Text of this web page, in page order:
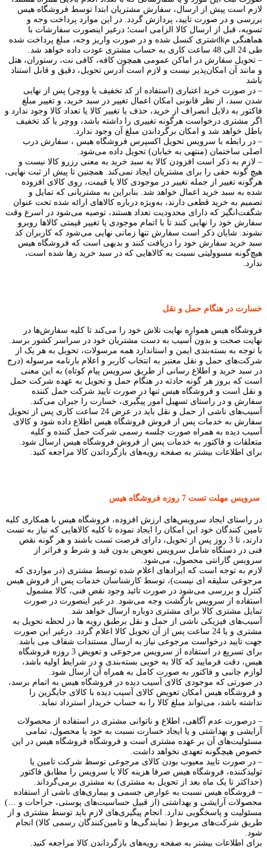
لازم است پیش از ارسال، سفارش مشتریان ابتدا توسط فروشگاه هیس
بررسی و در صورت تایید، پردازش گردد. در این موارد پرداخت وجه و
تسویه، قبل از ارسال کالا الزامی است؛ درغیر اینصورت سفارشات با
هماهنگی مdkشتری کنسل شده و در صورت واریز وجه، مبلغ پرداخت شده
طی 24 الی 48 ساعت کاری به حساب مشتری عودت داده خواهد شد.
– تحویل سفارش در اماکن عمومی همچون کافه، کافی نت، رستوران، هتل
و مانند آن امکان‌پذیر نیست و لازم است آدرس تحویل، دقیق و قابل استناد
باشد
– در صورت خرید اعتباری (استفاده از کد تخفیف یا ووچر) پس از نهایی
شدن سبد، از نظر قانونی امکان اعمال تغییر در سبد خرید، و تغییر مبلغ
فاکتور به دلایل انصراف از خرید، حذف یا تغییر کالا یا تعداد کالا وجود ندارد و
اگر مشتری درخواست هرگونه تغییری را داشته باشد، ووچر یا کد تخفیف
باطل خواهد شد و امکان برگرداندن مبلغ آن وجود ندارد.
– در رابطه با سرویس تحویل اکسپرس فروشگاه هیس ، سفارش درب
اصلی ساختمان (منتهی به خیابان) تحویل داده می‌شود.
– لازم به ذکر است افزودن کالا به سبد خرید به معنی رزرو کالا نیست و
هیچ گونه حقی را برای مشتریان ایجاد نمی‌کند. همچنین تا پیش از ثبت نهایی،
هرگونه تغییر از جمله تغییر در موجودی کالا یا قیمت، روی کالای افزوده
شده به سبد خرید اعمال خواهد شد. بنابراین به مشتریانی که تمایل و
تصمیم به خرید قطعی دارند، به‌ویژه درباره کالاهای ارائه شده تحت عنوان
شگفت‌انگیز که دارای محدودیت تعداد هستند، توصیه می‌شود در اسرع وقت
سفارش خود را نهایی کنند تا با اتمام موجودی یا تغییر قیمتی کالاها روبرو
نشوند. شایان ذکر است سفارش تنها زمانی نهایی می‌شود که کاربران کد
سبد خرید سفارش خود را دریافت کنند و بدیهی است که فروشگاه هیس
هیچ‌گونه مسوولیتی نسبت به کالاهایی که در سبد خرید رها شده است،
ندارد.
خسارت در هنگام حمل و نقل
فروشگاه هیس همواره نهایت تلاش خود را می‏‌کند تا کلیه سفارش‏‌ها در
نهایت صحت و بدون آسیب به دست مشتریان خود در سراسر کشور برسد.
با توجه به بسته‌بندی ایمن و استاندارد همه مرسولات، تحویل به هر یک از
شرکت‌‏های حمل و نقل معتبر به انتخاب کاربر و اعلام بارنامه مرسوله (درج
در سبد خرید و اطلاع رسانی از طریق سرویس پیام کوتاه) به این معنی
است که بروز هر گونه حادثه در هنگام حمل و تحویل به عهده شرکت حمل
و نقل است و فروشگاه هیس تنها در صورت تایید شرکت حمل کننده
سفارش و در راستای تسهیل امور پیگیری، خسارت را جبران می‌‏کند.
آسیب‏‌های ناشی از حمل و نقل باید در عرض 24 ساعت کاری پس از تحویل
سفارش به خدمات پس از فروش فروشگاه هیس اطلاع داده شود و کالای
آسیب دیده به همراه صورت جلسه رسمی شرکت حمل کننده و کلیه
متعلقات و فاکتور به خدمات پس از فروش فروشگاه هیس ارسال شود.
برای اطلاعات بیشتر به صفحه رویه‌های بازگرداندن کالا مراجعه کنید.
سرویس مهلت تست 7 روزه فروشگاه هیس
در راستای ایجاد سرویس‌‏های ارزش افزوده، فروشگاه هیس با همکاری کلیه
تامین‏‌ کنندگان خود این امکان را ایجاد نموده تا کلیه کالاهایی که نیاز به تست
دارند، تا 3 روز پس از تحویل، دارای فرصت تست باشند و هر گونه نقص
فنی در دستگاه شامل سرویس تعویض بدون قید و شرط و فراتر از
سرویس گارانتی محصول، می‏‌شود.
لازم به توجه است که ایرادهای اعلام شده توسط مشتری (در مواردی که
مرجوعی سلیقه ای نیست)، توسط کارشناسان خدمات پس از فروش هیس
کنترل و بررسی می‏‌شود در صورت تائید وجود نقص فنی، کالا مشمول
استفاده از سرویس بازگشت وجه می‏‌شود. در غیر اینصورت در صورت
تمایل مشتری کالا برای مشتری دوباره ارسال خواهد شد.
آسیب‏‌های فیزیکی ناشی از حمل و نقل برطبق رویه ها در لحظه تحویل به
مشتری و یا 24 ساعت پس از آن تحویل کالا اعلام گردد. درغیر این صورت
جهت تایید درخواست مرجوعی نیاز به ارسال مستندات شفاف می باشد.
برای تسریع در استفاده از سرویس مرجوعی و تعویض 3 روزه فروشگاه
هیس، دقت فرمایید که کالا به ‏خوبی بسته‌بندی و در شرایط اولیه باشد،
لوازم جانبی و فاکتور به صورت کامل به همراه آن ارسال شود.
در صورتی که موجودی کالای آسیب دیده در فروشگاه هیس به اتمام برسد،
و فروشگاه هیس امکان تعویض کالای آسیب دیده با کالای جایگزین را
نداشته باشد، می‌تواند مبلغ کالا را به حساب خریدار استرداد نماید.
– درصورت عدم آگاهی، اطلاع و ناتوانی مشتری در استفاده از محصولات
آرایشی و بهداشتی و یا ایجاد خسارت نسبت به خود یا محصول، تمامی
مسئولیت­‌های آن بر عهده مشتری است و فروشگاه فروشگاه هیس در این
خصوص هیچگونه تعهدی نخواهد داشت.
– در صورت تایید معیوب بودن کالای مرجوعی توسط شرکت تامین یا
تولیدکننده، فروشگاه هیس صرفا هزینه کالا یا سرویس را مطابق فاکتور
(حداکثر تا یک ماه بعد از تحویل به مشتری) به مشتری برمی‌گرداند.
– فروشگاه هیس نسبت به عوارض جسمی و بیماری‌های ناشی از استفاده
محصولات آرایشی و بهداشتی (از قبیل حساسیت‌های پوستی، جراحات و …)
مسئولیت و پاسخگویی ندارد. انجام پیگیری‌های لازم باید توسط مشتری و از
طریق شرکت‌های مربوط ( نمایندگی‌ها و تامین‌کنندگان رسمی کالا) انجام
شود.
برای اطلاعات بیشتر به صفحه رویه‌های بازگرداندن کالا مراجعه کنید.